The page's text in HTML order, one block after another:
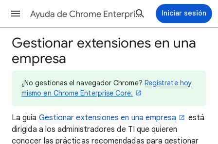
Ayuda de Chrome Enterprise and Education Iniciar sesión
Gestionar extensiones en una
empresa
¿No gestionas el navegador Chrome? Regístrate hoy
mismo en Chrome Enterprise Core.
La guía Gestionar extensiones en una empresa
está
dirigida a los administradores de TI que quieren
conocer las prácticas recomendadas para gestionar